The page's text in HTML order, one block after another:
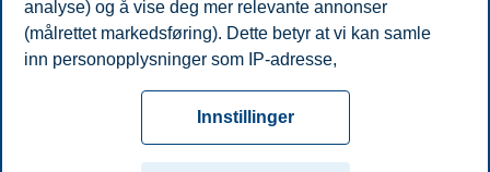
Del artikkelen:
Tilgjengelighetserklæring
Kontakt oss
analyse) og å vise deg mer relevante annonser
(målrettet markedsføring). Dette betyr at vi kan samle
inn personopplysninger som IP-adresse,
cookies som er nødvendige for at nettsiden skal
fungere, kan du enten godta alle eller tilpasse ditt
samtykke ved å endre innstillinger.
Innstillinger